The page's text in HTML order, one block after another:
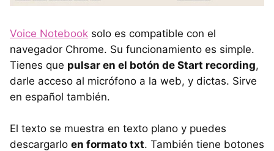
Voice Notebook solo es compatible con el
navegador Chrome. Su funcionamiento es simple.
Tienes que pulsar en el botón de Start recording,
darle acceso al micrófono a la web, y dictas. Sirve
en español también.
El texto se muestra en texto plano y puedes
descargarlo en formato txt. También tiene botones